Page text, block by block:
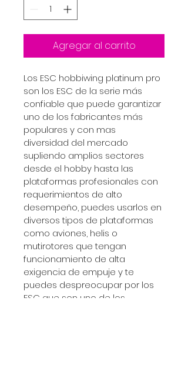
Agregar al carrito
Los ESC hobbiwing platinum pro
son los ESC de la serie más
confiable que puede garantizar
uno de los fabricantes más
populares y con mas
diversidad del mercado
supliendo amplios sectores
desde el hobby hasta las
plataformas profesionales con
requerimientos de alto
desempeño, puedes usarlos en
diversos tipos de plataformas
como aviones, helis o
mutirotores que tengan
funcionamiento de alta
exigencia de empuje y te
puedes despreocupar por los
ESC que son uno de los